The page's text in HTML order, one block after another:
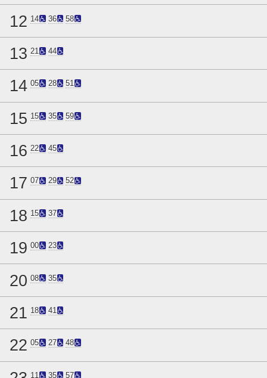
12 14 36 58
13 21 44
14 05 28 51
15 15 35 59
16 22 45
17 07 29 52
18 15 37
19 00 23
20 08 35
21 18 41
22 05 27 48
11 35 57